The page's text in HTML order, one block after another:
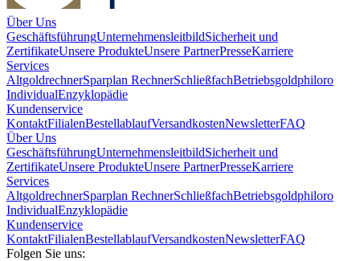
Über Uns
GeschäftsführungUnternehmensleitbildSicherheit und
ZertifikateUnsere ProdukteUnsere PartnerPresseKarriere
Services
AltgoldrechnerSparplan RechnerSchließfachBetriebsgoldphiloro
IndividualEnzyklopädie
Kundenservice
KontaktFilialenBestellablaufVersandkostenNewsletterFAQ
Über Uns
GeschäftsführungUnternehmensleitbildSicherheit und
ZertifikateUnsere ProdukteUnsere PartnerPresseKarriere
Services
AltgoldrechnerSparplan RechnerSchließfachBetriebsgoldphiloro
IndividualEnzyklopädie
Kundenservice
KontaktFilialenBestellablaufVersandkostenNewsletterFAQ
Folgen Sie uns: